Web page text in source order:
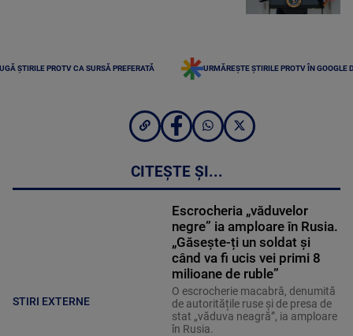
ȘTIRILE PROTV CA SURSĂ PREFERATĂ URMĂREȘTE ȘTIRILE PROTV ÎN GOOGLE
CITEȘTE ȘI...
STIRI EXTERNE
Escrocheria „văduvelor
negre” ia amploare în Rusia.
„Găsește-ți un soldat și
când va fi ucis vei primi 8
milioane de ruble”
O escrocherie macabră, denumită
de autoritățile ruse și de presa de
stat „văduva neagră”, ia amploare
în Rusia.